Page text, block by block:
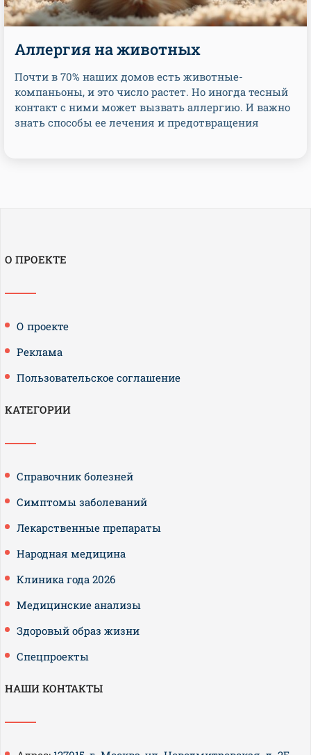
Аллергия на животных
Почти в 70% наших домов есть животные-
компаньоны, и это число растет. Но иногда тесный
контакт с ними может вызвать аллергию. И важно
знать способы ее лечения и предотвращения
О ПРОЕКТЕ
О проекте
Реклама
Пользовательское соглашение
КАТЕГОРИИ
Справочник болезней
Симптомы заболеваний
Лекарственные препараты
Народная медицина
Клиника года 2026
Медицинские анализы
Здоровый образ жизни
Спецпроекты
НАШИ КОНТАКТЫ